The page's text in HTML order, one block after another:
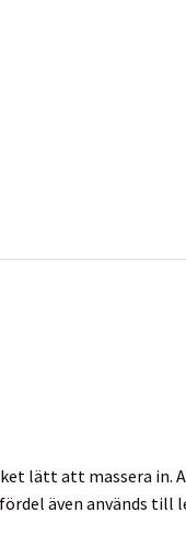
lätt att massera in.
även används till